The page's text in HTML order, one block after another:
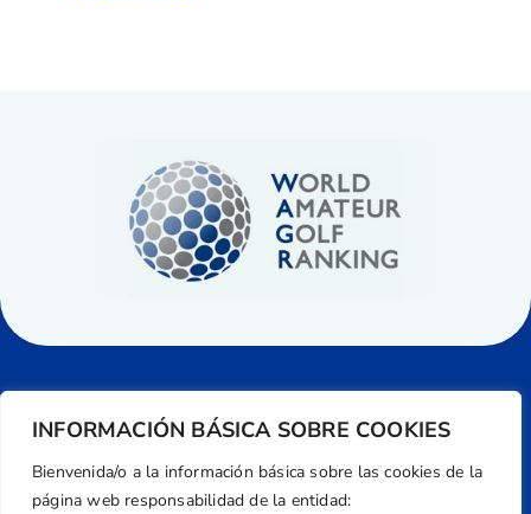
INFORMACIÓN BÁSICA SOBRE COOKIES
Bienvenida/o a la información básica sobre las cookies de la
página web responsabilidad de la entidad: